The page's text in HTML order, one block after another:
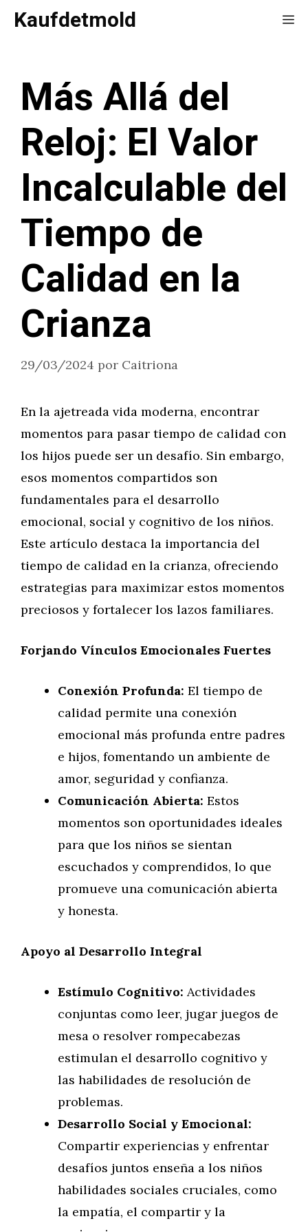
SaltarKaufdetmold
Más Allá del
Reloj: El Valor
Incalculable del
Tiempo de
Calidad en la
Crianza
29/03/2024 por Caitriona
En la ajetreada vida moderna, encontrar
momentos para pasar tiempo de calidad con
los hijos puede ser un desafío. Sin embargo,
esos momentos compartidos son
fundamentales para el desarrollo
emocional, social y cognitivo de los niños.
Este artículo destaca la importancia del
tiempo de calidad en la crianza, ofreciendo
estrategias para maximizar estos momentos
preciosos y fortalecer los lazos familiares.
Forjando Vínculos Emocionales Fuertes
Conexión Profunda: El tiempo de
calidad permite una conexión
emocional más profunda entre padres
e hijos, fomentando un ambiente de
amor, seguridad y confianza.
Comunicación Abierta: Estos
momentos son oportunidades ideales
para que los niños se sientan
escuchados y comprendidos, lo que
promueve una comunicación abierta
y honesta.
Apoyo al Desarrollo Integral
Estímulo Cognitivo: Actividades
conjuntas como leer, jugar juegos de
mesa o resolver rompecabezas
estimulan el desarrollo cognitivo y
las habilidades de resolución de
problemas.
Desarrollo Social y Emocional:
Compartir experiencias y enfrentar
desafíos juntos enseña a los niños
habilidades sociales cruciales, como
la empatía, el compartir y la